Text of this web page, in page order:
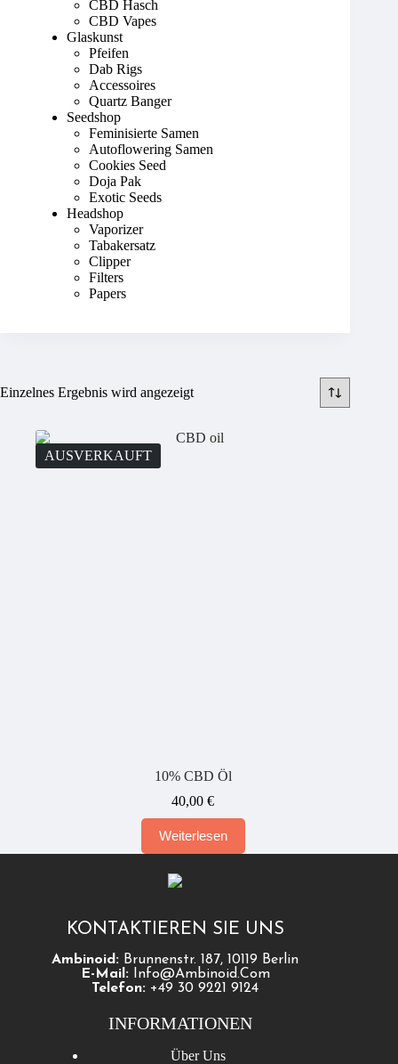
Einzelnes Ergebnis wird angezeigt
AUSVERKAUFT
10% CBD Öl
40,00€
Weiterlesen
CBD Hasch
CBD Vapes
Glaskunst
Pfeifen
Dab Rigs
Accessoires
Quartz Banger
Seedshop
Feminisierte Samen
Autoflowering Samen
Cookies Seed
Doja Pak
Exotic Seeds
Headshop
Vaporizer
Tabakersatz
Clipper
Filters
Papers
KONTAKTIEREN SIE UNS
Ambinoid: Brunnenstr. 187, 10119 Berlin
E-Mail:
Info@ambinoid.com
Telefon: +49 30 9221 9124
INFORMATIONEN
Über Uns